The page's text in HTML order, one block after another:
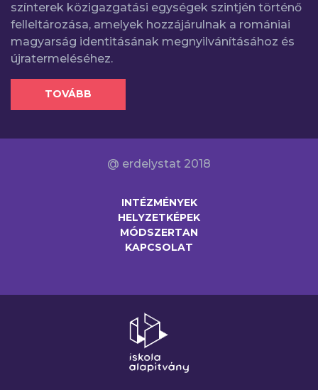
színterek közigazgatási egységek szintjén történő
felleltározása, amelyek hozzájárulnak a romániai
magyarság identitásának megnyilvánításához és
újratermeléséhez.
TOVÁBB
@ erdelystat 2018
INTÉZMÉNYEK
HELYZETKÉPEK
MÓDSZERTAN
KAPCSOLAT